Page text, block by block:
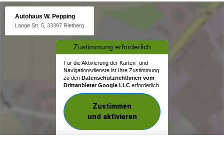
Autohaus W. Pepping
Lange Str. 5, 33397 Rietberg
Zustimmung erforderlich
Für die Aktivierung der Karten- und
Navigationsdienste ist Ihre Zustimmung
zu den Datenschutzrichtlinien vom
Drittanbieter Google LLC erforderlich.
Zustimmen
und aktivieren